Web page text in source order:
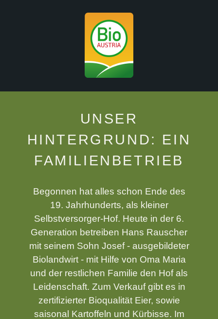
UNSER
HINTERGRUND: EIN
FAMILIENBETRIEB
Begonnen hat alles schon Ende des
19. Jahrhunderts, als kleiner
Selbstversorger-Hof. Heute in der 6.
Generation betreiben Hans Rauscher
mit seinem Sohn Josef - ausgebildeter
Biolandwirt - mit Hilfe von Oma Maria
und der restlichen Familie den Hof als
Leidenschaft. Zum Verkauf gibt es in
zertifizierter Bioqualität Eier, sowie
saisonal Kartoffeln und Kürbisse. Im